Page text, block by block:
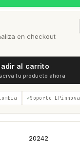
en checkout
al carrito
tu producto ahora
Soporte LPinnova
20242